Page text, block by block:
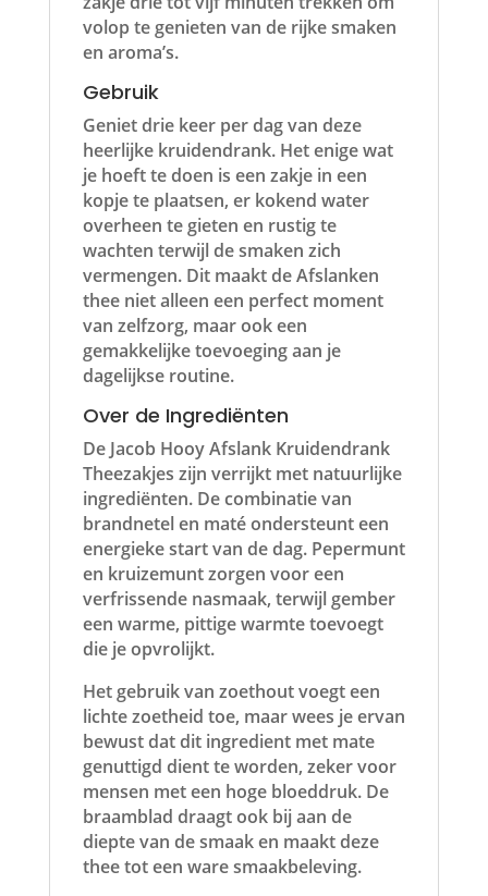
volop te genieten van de rijke smaken
en aroma’s.
Gebruik
Geniet drie keer per dag van deze
heerlijke kruidendrank. Het enige wat
je hoeft te doen is een zakje in een
kopje te plaatsen, er kokend water
overheen te gieten en rustig te
wachten terwijl de smaken zich
vermengen. Dit maakt de Afslanken
thee niet alleen een perfect moment
van zelfzorg, maar ook een
gemakkelijke toevoeging aan je
dagelijkse routine.
Over de Ingrediënten
De Jacob Hooy Afslank Kruidendrank
Theezakjes zijn verrijkt met natuurlijke
ingrediënten. De combinatie van
brandnetel en maté ondersteunt een
energieke start van de dag. Pepermunt
en kruizemunt zorgen voor een
verfrissende nasmaak, terwijl gember
een warme, pittige warmte toevoegt
die je opvrolijkt.
Het gebruik van zoethout voegt een
lichte zoetheid toe, maar wees je ervan
bewust dat dit ingredient met mate
genuttigd dient te worden, zeker voor
mensen met een hoge bloeddruk. De
braamblad draagt ook bij aan de
diepte van de smaak en maakt deze
thee tot een ware smaakbeleving.